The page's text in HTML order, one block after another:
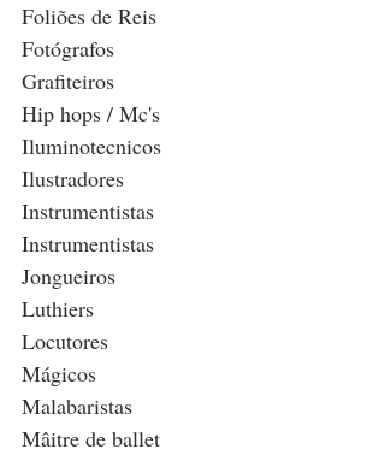
Foliões de Reis
Fotógrafos
Grafiteiros
Hip hops / Mc's
Iluminotecnicos
Ilustradores
Instrumentistas
Instrumentistas
Jongueiros
Luthiers
Locutores
Mágicos
Malabaristas
Mâitre de ballet